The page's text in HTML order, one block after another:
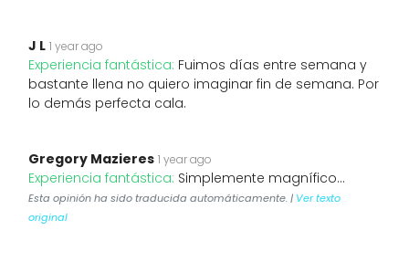
J L 1 year ago
Experiencia fantástica: Fuimos días entre semana y
bastante llena no quiero imaginar fin de semana. Por
lo demás perfecta cala.
Gregory Mazieres 1 year ago
Experiencia fantástica: Simplemente magnífico...
Esta opinión ha sido traducida automáticamente. | Ver texto
original